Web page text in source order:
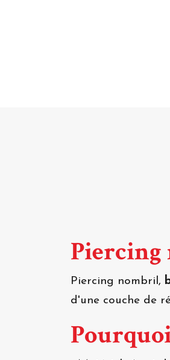
Piercing nombril,
d'une couche de